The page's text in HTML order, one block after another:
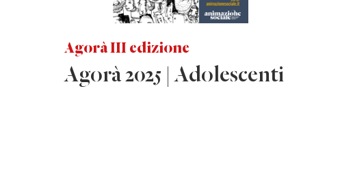
Agorà III edizione
Agorà 2025 | Adolescenti